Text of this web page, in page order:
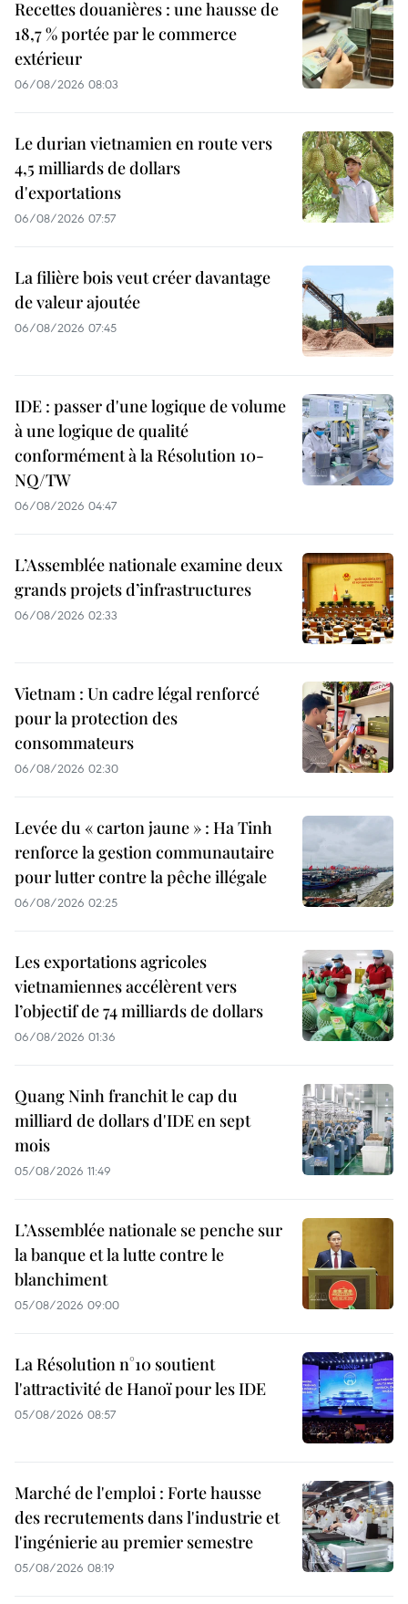
Recettes douanières : une hausse de
18,7 % portée par le commerce
extérieur
06/08/2026 08:03
Le durian vietnamien en route vers
4,5 milliards de dollars
d'exportations
06/08/2026 07:57
La filière bois veut créer davantage
de valeur ajoutée
06/08/2026 07:45
IDE : passer d'une logique de volume
à une logique de qualité
conformément à la Résolution 10-
NQ/TW
06/08/2026 04:47
L’Assemblée nationale examine deux
grands projets d’infrastructures
06/08/2026 02:33
Vietnam : Un cadre légal renforcé
pour la protection des
consommateurs
06/08/2026 02:30
Levée du « carton jaune » : Ha Tinh
renforce la gestion communautaire
pour lutter contre la pêche illégale
06/08/2026 02:25
Les exportations agricoles
vietnamiennes accélèrent vers
l’objectif de 74 milliards de dollars
06/08/2026 01:36
Quang Ninh franchit le cap du
milliard de dollars d'IDE en sept
mois
05/08/2026 11:49
L’Assemblée nationale se penche sur
la banque et la lutte contre le
blanchiment
05/08/2026 09:00
La Résolution n°10 soutient
l'attractivité de Hanoï pour les IDE
05/08/2026 08:57
Marché de l'emploi : Forte hausse
des recrutements dans l'industrie et
l'ingénierie au premier semestre
05/08/2026 08:19